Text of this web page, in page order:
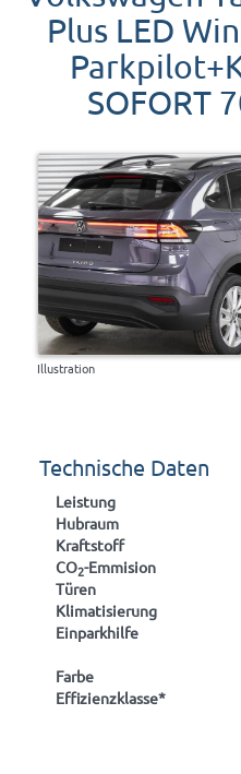
Plus LED
SOFORT
Illustration
Technische Daten
Leistung
Hubraum
Kraftstoff
CO2-Emmision
Türen
Klimatisierung
Einparkhilfe
Farbe
Effizienzklasse*